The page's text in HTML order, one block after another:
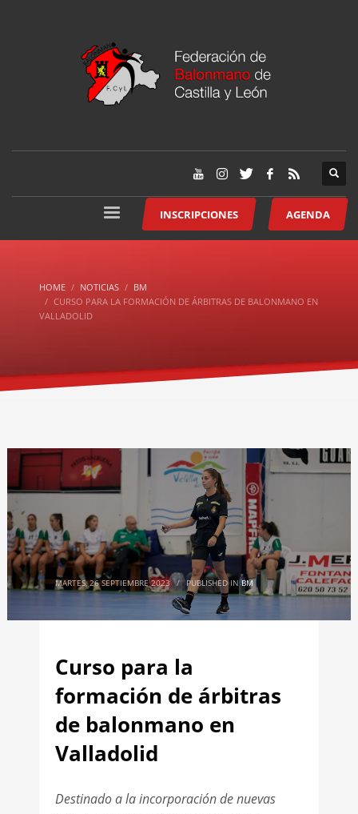
INSCRIPCIONES AGENDA
HOME NOTICIAS
BM
CURSO PARA LA FORMACIÓN DE ÁRBITRAS DE BALONMANO EN
VALLADOLID
MARTES, 26 SEPTIEMBRE 2023 / PUBLISHED INBM
Curso para la
formación de árbitras
de balonmano en
Valladolid
Destinado a la incorporación de nuevas